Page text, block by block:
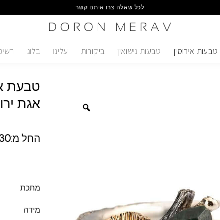
לכל שאלה צרו איתנו קשר
טבעות אירוסין טבעות נישואין ביקורות עלינו בלוג
טבעת
אגת
החל מ:
מתכת
מידה